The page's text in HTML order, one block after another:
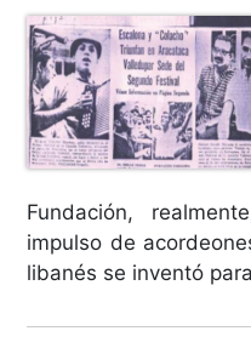
Fundación,
impulso de
libanés se inventó